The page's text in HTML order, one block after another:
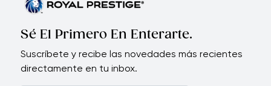
Sé El Primero En Enterarte.
Suscríbete y recibe las novedades más recientes
directamente en tu inbox.